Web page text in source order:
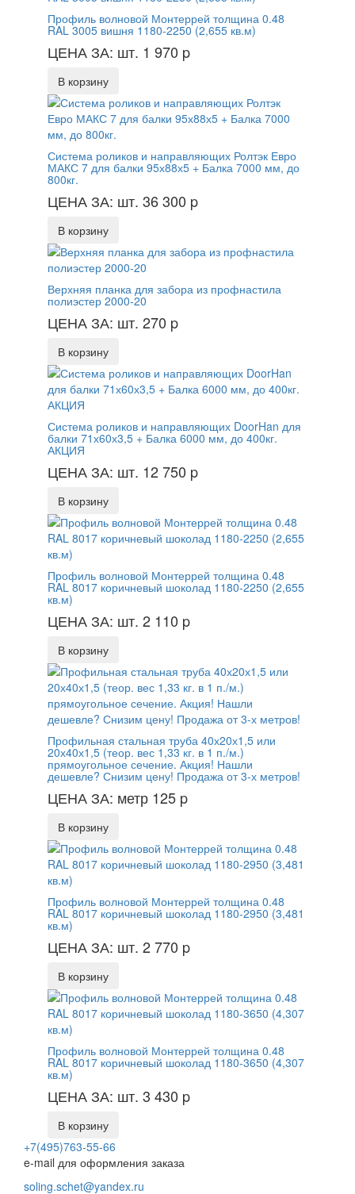
Профиль волновой Монтеррей толщина 0.48
RAL 3005 вишня 1180-2250 (2,655 кв.м)
ЦЕНА ЗА: шт. 1 970 p
В корзину
Система роликов и направляющих Ролтэк Евро
МАКС 7 для балки 95х88х5 + Балка 7000 мм, до
800кг.
ЦЕНА ЗА: шт. 36 300 p
В корзину
Верхняя планка для забора из профнастила
полиэстер 2000-20
ЦЕНА ЗА: шт. 270 p
В корзину
Система роликов и направляющих DoorHan для
балки 71х60х3,5 + Балка 6000 мм, до 400кг.
АКЦИЯ
ЦЕНА ЗА: шт. 12 750 p
В корзину
Профиль волновой Монтеррей толщина 0.48
RAL 8017 коричневый шоколад 1180-2250 (2,655
кв.м)
ЦЕНА ЗА: шт. 2 110 p
В корзину
Профильная стальная труба 40х20х1,5 или
20х40х1,5 (теор. вес 1,33 кг. в 1 п./м.)
прямоугольное сечение. Акция! Нашли
дешевле? Снизим цену! Продажа от 3-х метров!
ЦЕНА ЗА: метр 125 p
В корзину
Профиль волновой Монтеррей толщина 0.48
RAL 8017 коричневый шоколад 1180-2950 (3,481
кв.м)
ЦЕНА ЗА: шт. 2 770 p
В корзину
Профиль волновой Монтеррей толщина 0.48
RAL 8017 коричневый шоколад 1180-3650 (4,307
кв.м)
ЦЕНА ЗА: шт. 3 430 p
В корзину
+7(495)763-55-66
e-mail для оформления заказа
soling.schet@yandex.ru